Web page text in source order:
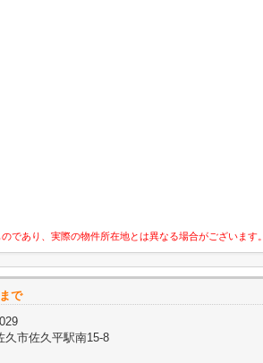
あり、実際の物件所在地とは異なる場合がございます。
で
久市佐久平駅南15-8